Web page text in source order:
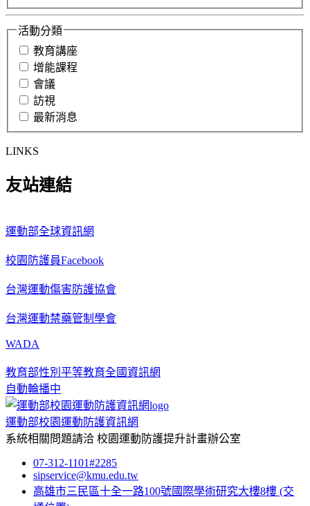
活動分類
教育講座
增能課程
會議
訪視
最新消息
LINKS
友站連結
運動部全球資訊網
校園防護員Facebook
台灣運動傷害防護協會
台灣運動禁藥管制學會
WADA
教育部性別平等教育全國資訊網
自動輪播中
運動部校園運動防護資訊網
系統相關問題請洽 校園運動防護提升計畫辦公室
07-312-1101#2285
sipservice@kmu.edu.tw
高雄市三民區十全一路100號國際學術研究大樓8樓 (交